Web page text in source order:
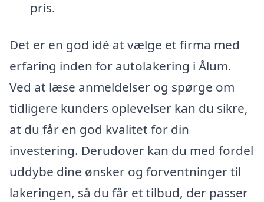
pris.
Det er en god idé at vælge et firma med
erfaring inden for autolakering i Ålum.
Ved at læse anmeldelser og spørge om
tidligere kunders oplevelser kan du sikre,
at du får en god kvalitet for din
investering. Derudover kan du med fordel
uddybe dine ønsker og forventninger til
lakeringen, så du får et tilbud, der passer